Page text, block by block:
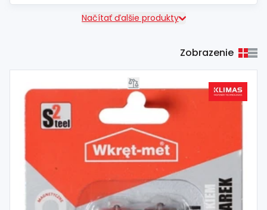
Načítať ďalšie produkty
Zobrazenie